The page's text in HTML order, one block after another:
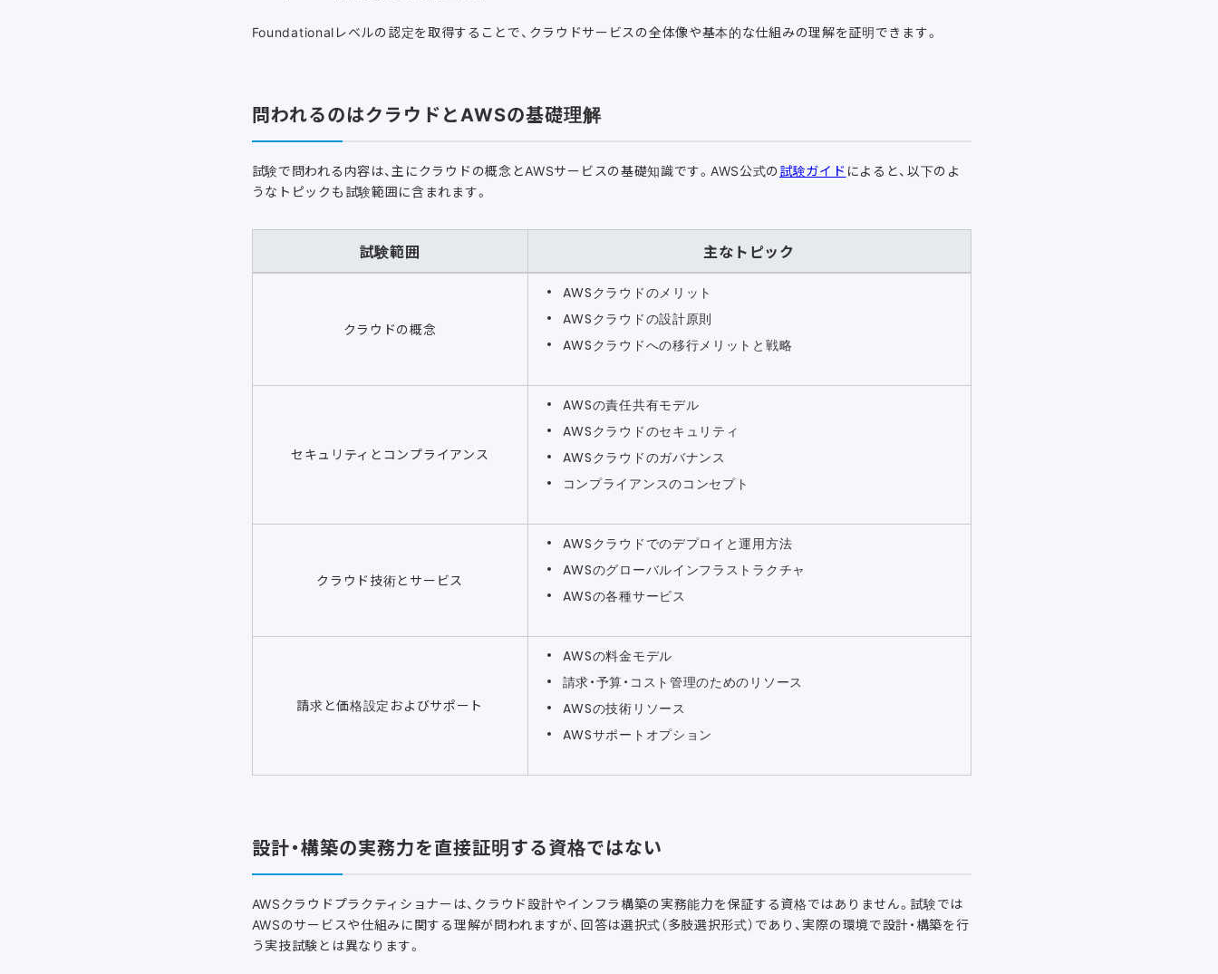
Foundationalレベルの認定を取得することで、クラウドサービスの全体像や基本的な仕組みの理解を証明できます。
問われるのはクラウドとAWSの基礎理解
試験で問われる内容は、主にクラウドの概念とAWSサービスの基礎知識です。AWS公式の試験ガイド によると、以下のよ
うなトピックも試験範囲に含まれます。
試験範囲 主なトピック
クラウドの概念
AWSクラウドのメリット
AWSクラウドの設計原則
AWSクラウドへの移行メリットと戦略
セキュリティとコンプライアンス
AWSの責任共有モデル
AWSクラウドのセキュリティ
AWSクラウドのガバナンス
コンプライアンスのコンセプト
クラウド技術とサービス
AWSクラウドでのデプロイと運用方法
AWSのグローバルインフラストラクチャ
AWSの各種サービス
請求と価格設定およびサポート
AWSの料金モデル
請求・予算・コスト管理のためのリソース
AWSの技術リソース
AWSサポートオプション
設計・構築の実務力を直接証明する資格ではない
AWSクラウドプラクティショナーは、クラウド設計やインフラ構築の実務能力を保証する資格ではありません。試験では
AWSのサービスや仕組みに関する理解が問われますが、回答は選択式（多肢選択形式）であり、実際の環境で設計・構築を行
う実技試験とは異なります。